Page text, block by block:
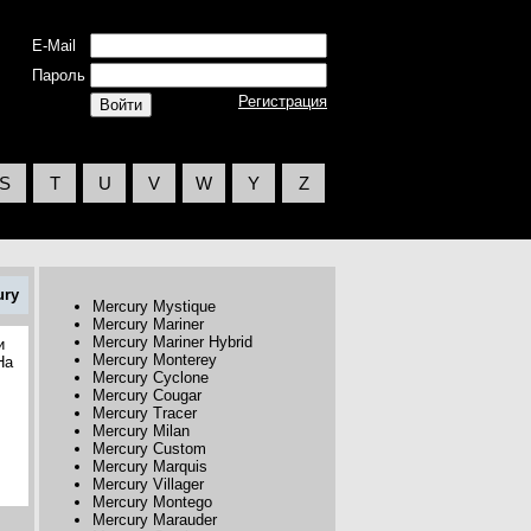
E-Mail
Пароль
Регистрация
S T U V W Y Z
Mercury Mystique
Mercury Mariner
Mercury Mariner Hybrid
Mercury Monterey
Mercury Cyclone
Mercury Cougar
Mercury Tracer
Mercury Milan
Mercury Custom
Mercury Marquis
Mercury Villager
Mercury Montego
Mercury Marauder